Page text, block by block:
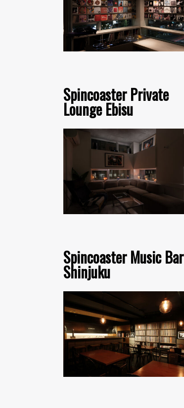
Spincoaster Private
Lounge Ebisu
Spincoaster Music Bar
Shinjuku